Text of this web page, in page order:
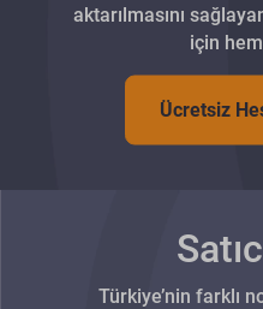
aktarılmasını
için
Ücretsiz
Türkiye’nin farklı